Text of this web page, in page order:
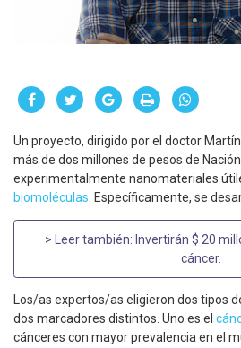
Un proyecto, dirigido por el doctor
más de dos millones de pesos de
experimentalmente nanomateriales
biomoléculas . Específicamente, se
> Leer también: Invertirán $ 20
cáncer.
Los/as expertos/as eligieron dos tipos
dos marcadores distintos. Uno es el
cánceres con mayor prevalencia en el